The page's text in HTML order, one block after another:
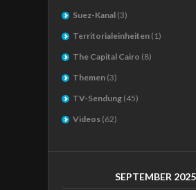
Suez-Kanal (3)
Territorialeinheiten (1)
The Capital Cairo (8)
Themen (3)
TV-Sendung (45)
Videos (62)
SEPTEMBER 2025